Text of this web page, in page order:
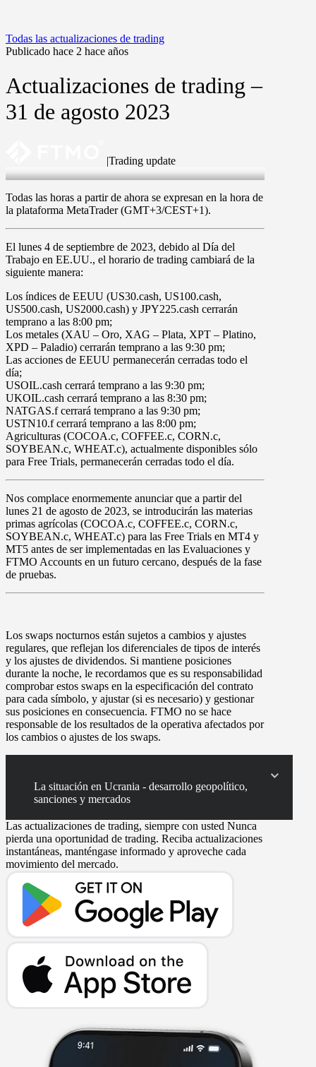
Todas las actualizaciones de trading
Publicado hace 2 hace años
Actualizaciones de trading –
31 de agosto 2023
|Trading update
31 Aug 2023
Todas las horas a partir de ahora se expresan en la hora de
la plataforma MetaTrader (GMT+3/CEST+1).
El lunes 4 de septiembre de 2023, debido al Día del
Trabajo en EE.UU., el horario de trading cambiará de la
siguiente manera:
Los índices de EEUU (US30.cash, US100.cash,
US500.cash, US2000.cash) y JPY225.cash cerrarán
temprano a las 8:00 pm;
Los metales (XAU – Oro, XAG – Plata, XPT – Platino,
XPD – Paladio) cerrarán temprano a las 9:30 pm;
Las acciones de EEUU permanecerán cerradas todo el
día;
USOIL.cash cerrará temprano a las 9:30 pm;
UKOIL.cash cerrará temprano a las 8:30 pm;
NATGAS.fcerrará temprano a las 9:30 pm;
USTN10.fcerrará temprano a las 8:00 pm;
Agriculturas (COCOA.c, COFFEE.c, CORN.c,
SOYBEAN.c, WHEAT.c), actualmente disponibles sólo
para Free Trials, permanecerán cerradas todo el día.
Nos complace enormemente anunciar que a partir del
lunes 21 de agosto de 2023, se introducirán las materias
primas agrícolas (COCOA.c, COFFEE.c, CORN.c,
SOYBEAN.c, WHEAT.c) para las Free Trials en MT4 y
MT5 antes de ser implementadas en las Evaluaciones y
FTMO Accounts en un futuro cercano, después de la fase
de pruebas.
Los swaps nocturnos están sujetos a cambios y ajustes
regulares, que reflejan los diferenciales de tipos de interés
y los ajustes de dividendos. Si mantiene posiciones
durante la noche, le recordamos que es su responsabilidad
comprobar estos swaps en la especificación del contrato
para cada símbolo, y ajustar (si es necesario) y gestionar
sus posiciones en consecuencia. FTMO no se hace
responsable de los resultados de la operativa afectados por
los cambios o ajustes de los swaps.
La situación en Ucrania - desarrollo geopolítico,
sanciones y mercados
Las actualizaciones de trading, siempre con usted Nunca
pierda una oportunidad de trading. Reciba actualizaciones
instantáneas, manténgase informado y aproveche cada
movimiento del mercado.